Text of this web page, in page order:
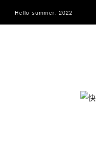
Hello summer. 2022